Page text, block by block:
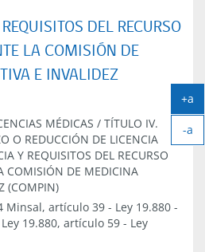
DEL RECURSO
LA COMISIÓN DE
E INVALIDEZ
MÉDICAS / TÍTULO IV.
O REDUCCIÓN DE LICENCIA
Y REQUISITOS DEL RECURSO
COMISIÓN DE MEDICINA
(COMPIN)
Minsal, artículo 39 - Ley 19.880 -
Ley 19.880, artículo 59 - Ley
+a
-a